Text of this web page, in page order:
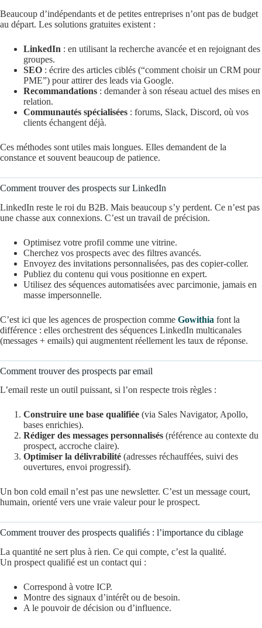
Beaucoup d’indépendants et de petites entreprises n’ont pas de budget
au départ. Les solutions gratuites existent :
LinkedIn : en utilisant la recherche avancée et en rejoignant des
groupes.
SEO : écrire des articles ciblés (“comment choisir un CRM pour
PME”) pour attirer des leads via Google.
Recommandations : demander à son réseau actuel des mises en
relation.
Communautés spécialisées : forums, Slack, Discord, où vos
clients échangent déjà.
Ces méthodes sont utiles mais longues. Elles demandent de la
constance et souvent beaucoup de patience.
Comment trouver des prospects sur LinkedIn
LinkedIn reste le roi du B2B. Mais beaucoup s’y perdent. Ce n’est pas
une chasse aux connexions. C’est un travail de précision.
Optimisez votre profil comme une vitrine.
Cherchez vos prospects avec des filtres avancés.
Envoyez des invitations personnalisées, pas des copier-coller.
Publiez du contenu qui vous positionne en expert.
Utilisez des séquences automatisées avec parcimonie, jamais en
masse impersonnelle.
C’est ici que les agences de prospection comme Gowithia font la
différence : elles orchestrent des séquences LinkedIn multicanales
(messages + emails) qui augmentent réellement les taux de réponse.
Comment trouver des prospects par email
L’email reste un outil puissant, si l’on respecte trois règles :
Construire une base qualifiée (via Sales Navigator, Apollo,
bases enrichies).
Rédiger des messages personnalisés (référence au contexte du
prospect, accroche claire).
Optimiser la délivrabilité (adresses réchauffées, suivi des
ouvertures, envoi progressif).
Un bon cold email n’est pas une newsletter. C’est un message court,
humain, orienté vers une vraie valeur pour le prospect.
Comment trouver des prospects qualifiés : l’importance du ciblage
La quantité ne sert plus à rien. Ce qui compte, c’est la qualité.
Un prospect qualifié est un contact qui :
Correspond à votre ICP.
Montre des signaux d’intérêt ou de besoin.
A le pouvoir de décision ou d’influence.